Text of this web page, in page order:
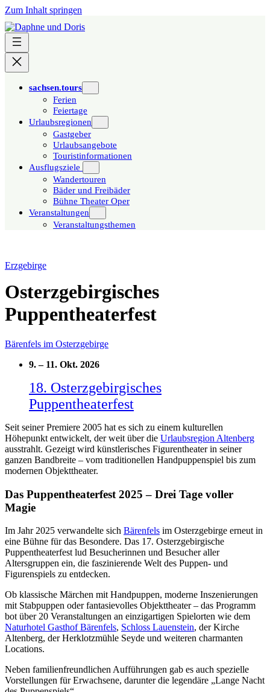
Zum Inhalt springen
sachsen.tours
Ferien
Feiertage
Urlaubsregionen
Gastgeber
Urlaubsangebote
Touristinformationen
Ausflugsziele
Wandertouren
Bäder und Freibäder
Bühne Theater Oper
Veranstaltungen
Veranstaltungsthemen
Erzgebirge
Osterzgebirgisches
Puppentheaterfest
Bärenfels im Osterzgebirge
9.–11. Okt. 2026
18. Osterzgebirgisches
Puppentheaterfest
Seit seiner Premiere 2005 hat es sich zu einem kulturellen
Höhepunkt entwickelt, der weit über die Urlaubsregion Altenberg
ausstrahlt. Gezeigt wird künstlerisches Figurentheater in seiner
ganzen Bandbreite – vom traditionellen Handpuppenspiel bis zum
modernen Objekttheater.
Das Puppentheaterfest 2025 – Drei Tage voller
Magie
Im Jahr 2025 verwandelte sich Bärenfels im Osterzgebirge erneut in
eine Bühne für das Besondere. Das 17. Osterzgebirgische
Puppentheaterfest lud Besucherinnen und Besucher aller
Altersgruppen ein, die faszinierende Welt des Puppen- und
Figurenspiels zu entdecken.
Ob klassische Märchen mit Handpuppen, moderne Inszenierungen
mit Stabpuppen oder fantasievolles Objekttheater – das Programm
bot über 20 Veranstaltungen an einzigartigen Spielorten wie dem
Naturhotel Gasthof Bärenfels, Schloss Lauenstein, der Kirche
Altenberg, der Herklotzmühle Seyde und weiteren charmanten
Locations.
Neben familienfreundlichen Aufführungen gab es auch spezielle
Vorstellungen für Erwachsene, darunter die legendäre „Lange Nacht